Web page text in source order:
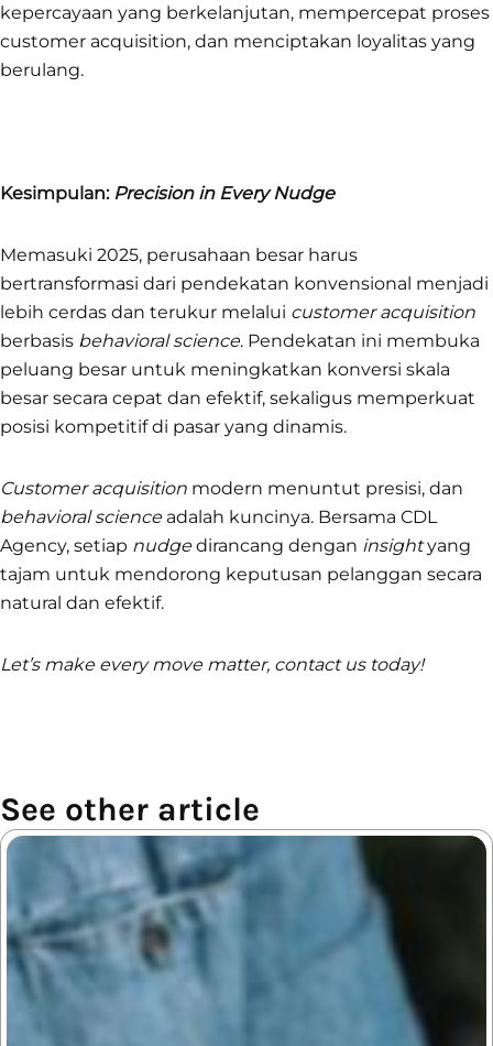
kepercayaan yang berkelanjutan, mempercepat proses
customer acquisition, dan menciptakan loyalitas yang
berulang.
Kesimpulan: Precision in Every Nudge
Memasuki 2025, perusahaan besar harus
bertransformasi dari pendekatan konvensional menjadi
lebih cerdas dan terukur melalui customer acquisition
berbasis behavioral science. Pendekatan ini membuka
peluang besar untuk meningkatkan konversi skala
besar secara cepat dan efektif, sekaligus memperkuat
posisi kompetitif di pasar yang dinamis.
Customer acquisition modern menuntut presisi, dan
behavioral scienceadalah kuncinya. Bersama CDL
Agency, setiap nudgedirancang dengan insightyang
tajam untuk mendorong keputusan pelanggan secara
natural dan efektif.
Let’s make every move matter, contact us today!
See other article